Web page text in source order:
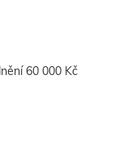
60 000 Kč